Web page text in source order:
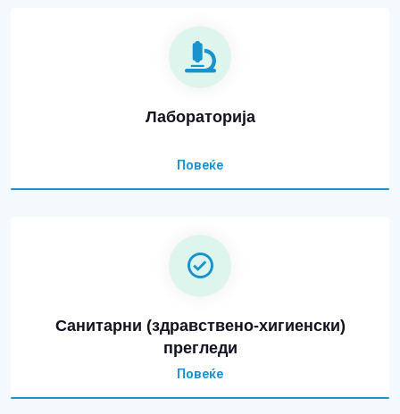
Лабораторија
Повеќе
Санитарни (здравствено-хигиенски)
прегледи
Повеќе